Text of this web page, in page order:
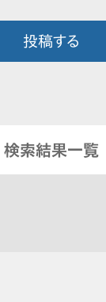
投稿する
検索結果一覧